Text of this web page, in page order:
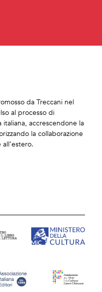
da Treccani nel
al processo di
italiana, accrescendone la
la collaborazione